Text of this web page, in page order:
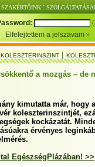
SZAKÉRTŐINK :
Elfelejtettem a jelszavam
│
a mozgás – de
kimutatta már, hogy
koleszterinszintjét,
kockázatát.
érvényes
EgészségPlázában! >>